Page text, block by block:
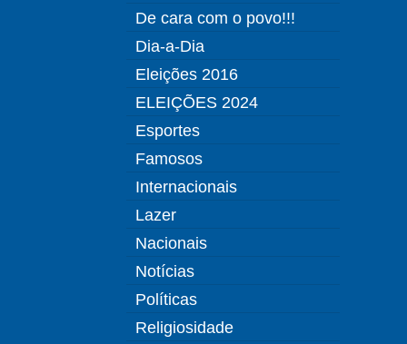
De cara com o povo!!!
Dia-a-Dia
Eleições 2016
ELEIÇÕES 2024
Esportes
Famosos
Internacionais
Lazer
Nacionais
Notícias
Políticas
Religiosidade